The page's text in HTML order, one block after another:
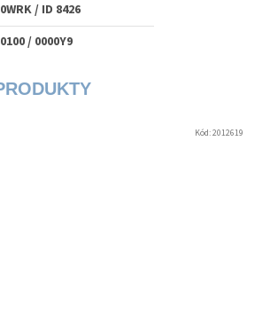
0WRK / ID 8426
0100 / 0000Y9
Kód:2012619